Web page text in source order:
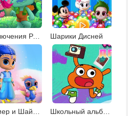
Приключения Розочки Шарики Дисней
Школьный альбом Дарвина